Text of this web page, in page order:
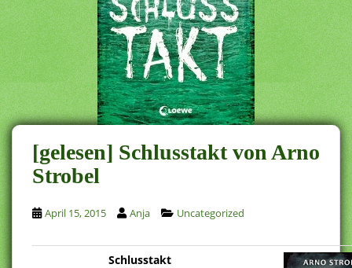
n
t
[gelesen] Schlusstakt von Arno
Strobel
April 15, 2015 Anja Uncategorized
Schlusstakt